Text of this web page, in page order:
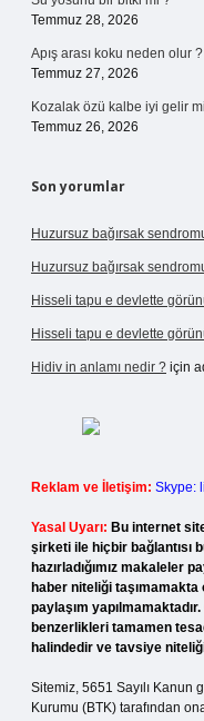
Temmuz 28, 2026
Apış arası koku neden olur ?
Temmuz 27, 2026
Kozalak özü kalbe iyi gelir
Temmuz 26, 2026
Son yorumlar
Huzursuz bağırsak
Huzursuz bağırsak
Hisseli tapu e devlette
Hisseli tapu e devlette
Hidiv in anlamı nedir ? için
Reklam ve İletişim: Skype:
Yasal Uyarı: Bu internet
şirketi ile hiçbir bağlantısı
hazırladığımız makaleler
haber niteliği
paylaşım
benzerlikleri tamamen
halindedir ve tavsiye
Sitemiz, 5651 Sayılı
Kurumu (BTK) tarafından